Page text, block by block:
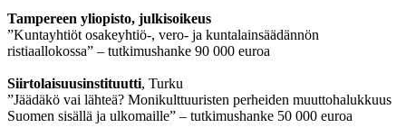
Tampereen yliopisto, julkisoikeus
”Kuntayhtiöt osakeyhtiö-, vero- ja kuntalainsäädännön
ristiaallokossa” – tutkimushanke 90 000 euroa
Siirtolaisuusinstituutti, Turku
”Jäädäkö vai lähteä? Monikulttuuristen perheiden muuttohalukkuus
Suomen sisällä ja ulkomaille” – tutkimushanke 50 000 euroa